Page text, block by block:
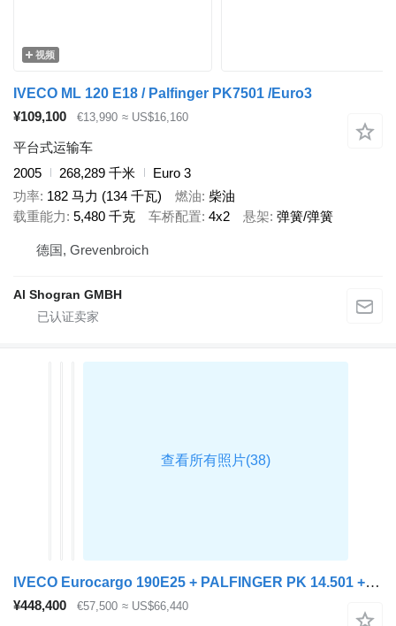
视频
IVECO ML 120 E18 / Palfinger PK7501 /Euro3
¥109,100
€13,990 ≈ US$16,160
平台式运输车
2005
268,289 千米
Euro 3
功率 182 马力 (134 千瓦) 燃油 柴油
载重能力 5,480 千克 车桥配置 4x2 悬架 弹簧/弹簧
德国, Grevenbroich
Al Shogran GMBH
IVECO Eurocargo 190E25 + PALFINGER PK 14.501 + REMOTE + SMART TACHO +
¥448,400 €57,500 ≈ US$66,440